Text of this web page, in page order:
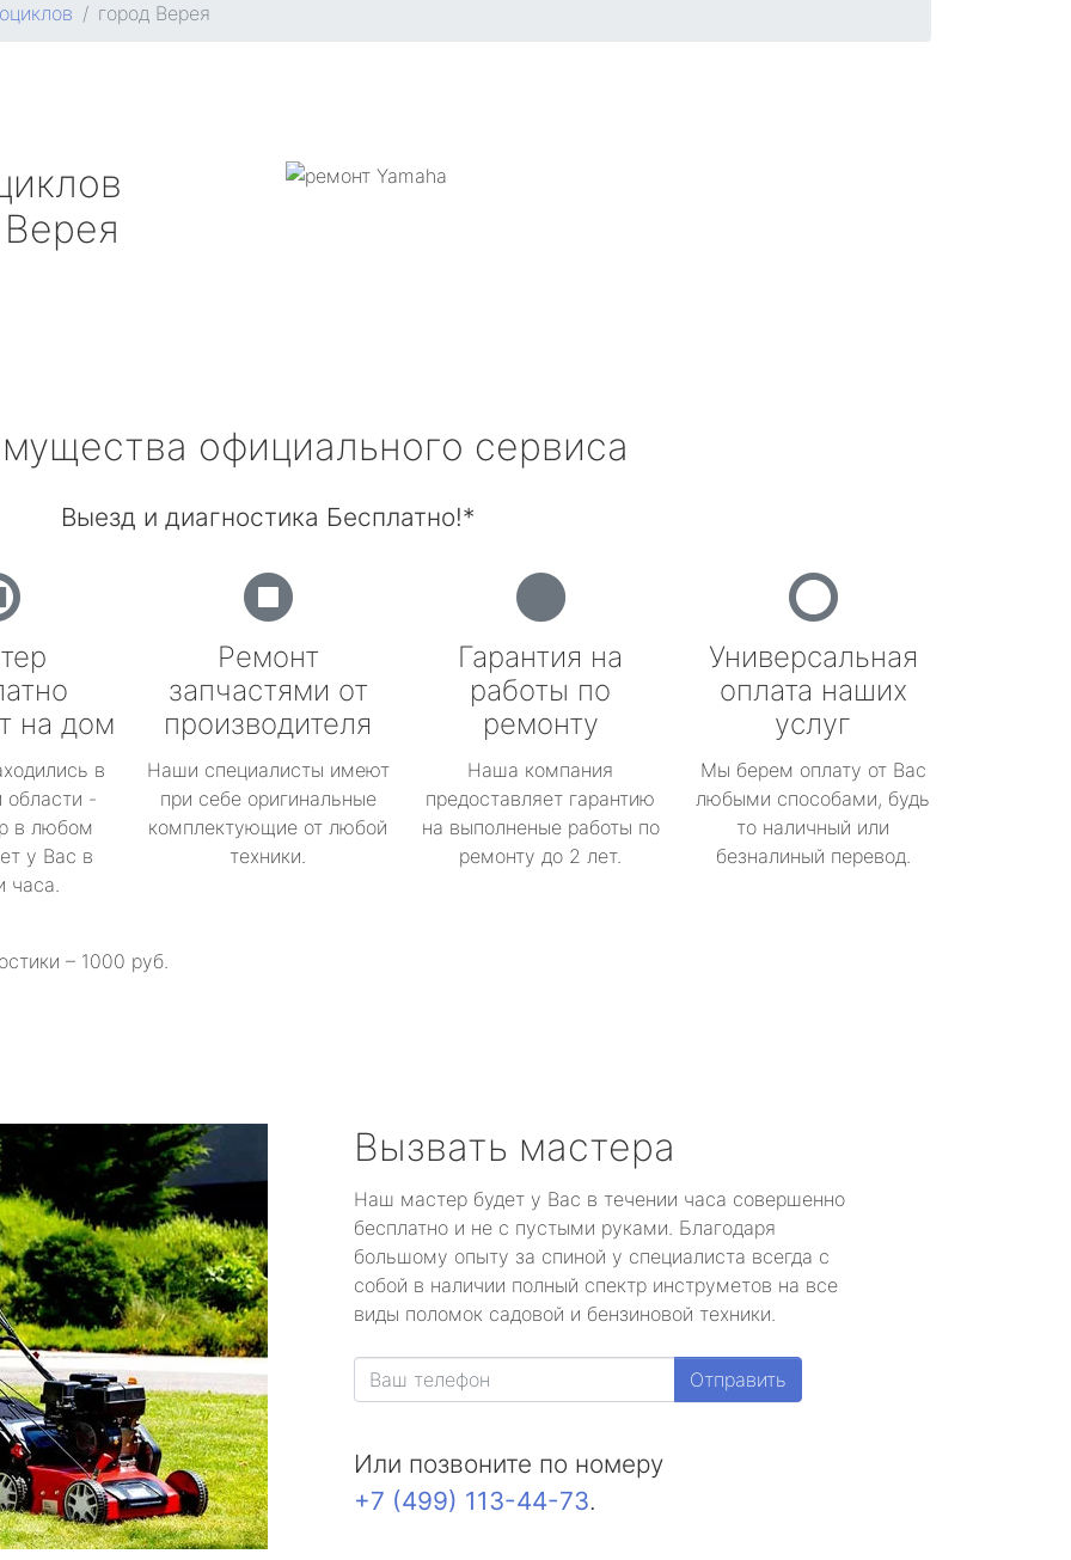
город Верея
официального сервиса
Выезд и диагностика Бесплатно!*
на дом
в
-
в любом
у Вас в
часа.
Ремонт
запчастями от
производителя
Наши специалисты имеют
при себе оригинальные
комплектующие от любой
техники.
Гарантия на
работы по
ремонту
Наша компания
предоставляет гарантию
на выполненые работы по
ремонту до 2 лет.
Универсальная
оплата наших
услуг
Мы берем оплату от Вас
любыми способами, будь
то наличный или
безналиный перевод.
– 1000 руб.
Вызвать мастера
Наш мастер будет у Вас в течении часа совершенно
бесплатно и не с пустыми руками. Благодаря
большому опыту за спиной у специалиста всегда с
собой в наличии полный спектр инструметов на все
виды поломок садовой и бензиновой техники.
Отправить
Или позвоните по номеру
+7 (499) 113-44-73.